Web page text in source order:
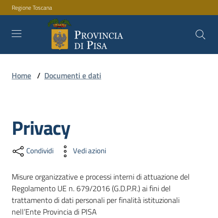
Vai al contenuto
Vai alla navigazione
Vai al footer
Regione Toscana
Amministrazione
Servizi
Documenti
e
Home / Documenti e dati
Privacy
Condividi Vedi azioni
Misure organizzative e processi interni di attuazione del
Regolamento UE n. 679/2016 (G.D.P.R.) ai fini del
trattamento di dati personali per finalità istituzionali
nell’Ente Provincia di PISA